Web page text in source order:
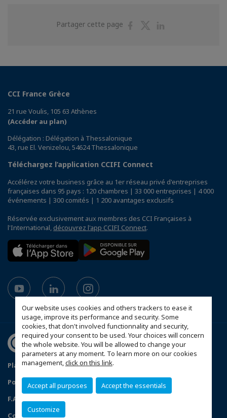
Our website uses cookies and others trackers to ease it
usage, improve its performance and security. Some
cookies, that don't involved functionnality and security,
required your consent to be used. Your choices will concern
the whole website. You will be allowed to change your
parameters at any moment. To learn more on our cookies
management,click on this link.
Accept all purposes Accept the essentials
Customize
Partager cette page
PartagerPartager
CCI France Grèce
21 rue Voulis, 105 63 Athènes
(Accéder au plan)
Délégation : Délégation à Thessalonique
43, rue El. Venizelou, 54624 Thessalonique
Téléchargez l’application CCIFI Connect
Accélérez votre business grâce au 1er réseau privé d'entreprises
françaises dans 95 pays : 120 chambres | 33 000 entreprises | 4 000
événements | 300 comités | 1 200 avantages exclusifs
Réservée exclusivement aux membres des CCI Françaises à
l'International, découvrez l'app CCIFI Connect.
Plan du site Twitter
Mentions légales
Politique de confidentialité
F.A.Q. - Frequently Asked Questions
Configurer vos préférences cookies